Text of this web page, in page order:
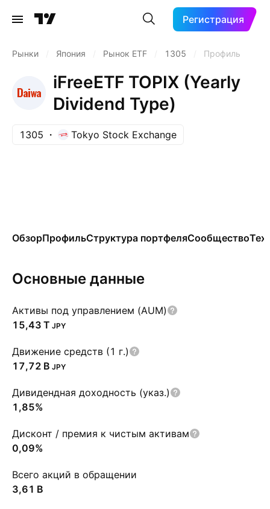
Регистрация
Рынки Япония Рынок ETF 1305 Профиль
iFreeETF TOPIX (Yearly
Dividend Type)
1305 Tokyo Stock Exchange
ОбзорПрофильСтруктура портфеляСообщество
Основные данные
Активы под управлением (AUM)
‪15,43 T‬ JPY
Движение средств (1 г.)
‪17,72 B‬ JPY
Дивидендная доходность (указ.)
1,85%
Дисконт / премия к чистым активам
0,09%
Всего акций в обращении
‪3,61 B‬